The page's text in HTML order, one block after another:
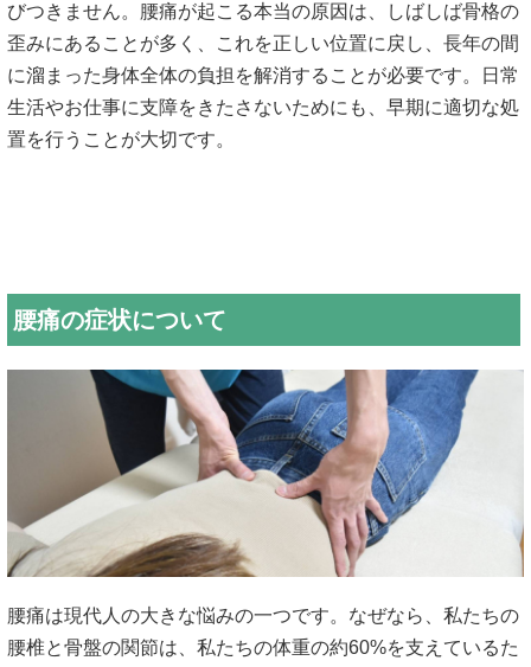
びつきません。 腰痛が起こる本当の原因は、しばしば骨格の
歪みにあることが多く
、これを正しい位置に戻し、長年の間
に溜まった身体全体の負担を解消することが必要です。日常
生活やお仕事に支障をきたさないためにも、早期に適切な処
置を行うことが大切です。
腰痛の症状について
腰痛は現代人の大きな悩みの一つです。なぜなら、私たちの
腰椎と骨盤の関節は、私たちの体重の約60%を支えているた